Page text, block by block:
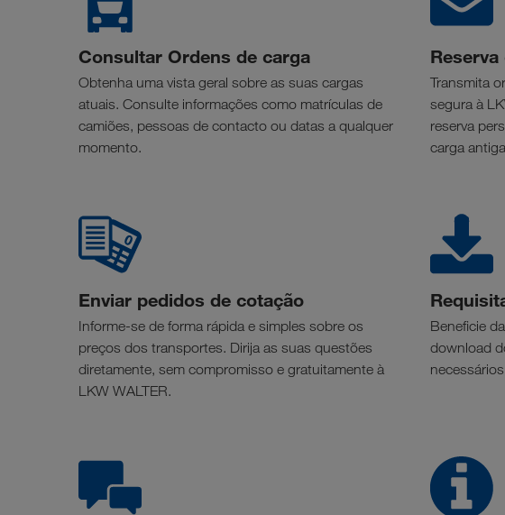
Consultar Ordens de carga
Obtenha uma vista geral sobre as suas cargas
atuais. Consulte informações como matrículas de
camiões, pessoas de contacto ou datas a qualquer
momento.
Transmita
segura à
reserva
carga
Enviar pedidos de cotação
Informe-se de forma rápida e simples sobre os
preços dos transportes. Dirija as suas questões
diretamente, sem compromisso e gratuitamente à
LKW WALTER.
Beneficie
download